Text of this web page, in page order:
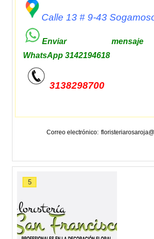
Calle 13 # 9-43
Enviar
WhatsApp 3142194618
3138298700
Correo electrónico
5